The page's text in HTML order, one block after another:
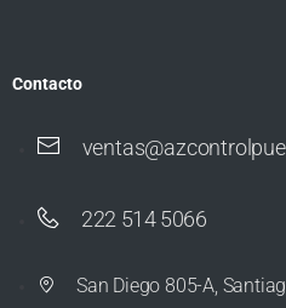
Contacto
222 514 5066
San Diego 805-A,